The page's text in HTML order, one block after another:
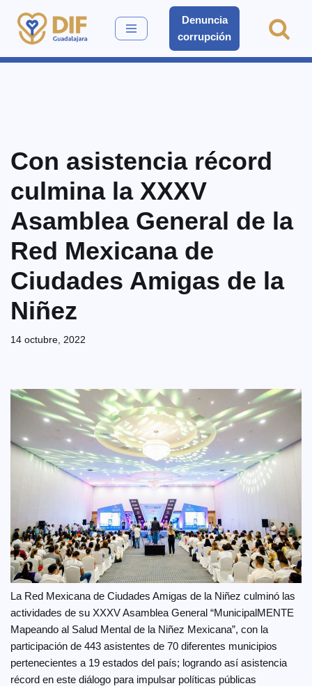
Saltar
Denuncia
corrupción
Con asistencia récord
culmina la XXXV
Asamblea General de la
Red Mexicana de
Ciudades Amigas de la
Niñez
14 octubre, 2022
La Red Mexicana de Ciudades Amigas de la Niñez culminó las
actividades de su XXXV Asamblea General “MunicipalMENTE
Mapeando al Salud Mental de la Niñez Mexicana”, con la
participación de 443 asistentes de 70 diferentes municipios
pertenecientes a 19 estados del país; logrando así asistencia
récord en este diálogo para impulsar políticas públicas